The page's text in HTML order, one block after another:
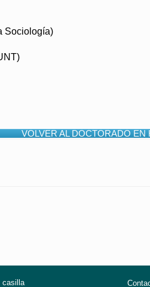
Sociología)
VOLVER AL DOCTORADO EN
casilla